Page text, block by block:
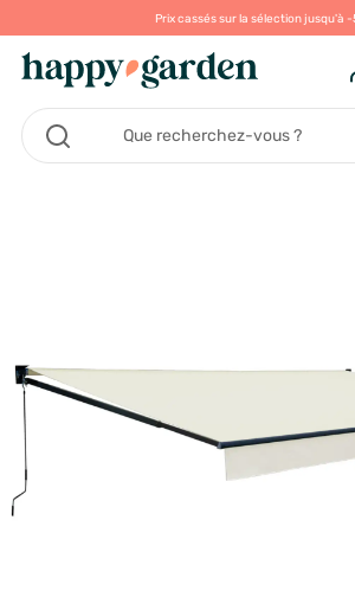
Prix cassés sur la sélection jusqu'à -